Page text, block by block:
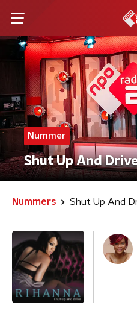
Nummer
Shut Up And
Nummers Shut Up And